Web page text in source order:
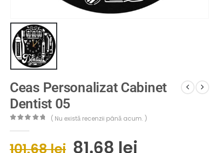
Ceas Personalizat Cabinet
Dentist 05
( Nu există recenzii până acum. )
101.68lei 81.68 lei